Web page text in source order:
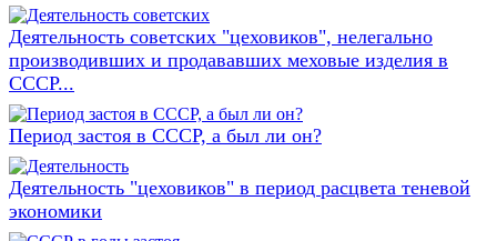
Деятельность советских "цеховиков", нелегально
производивших и продававших меховые изделия в
СССР...
Период застоя в СССР, а был ли он?
Деятельность "цеховиков" в период расцвета теневой
экономики